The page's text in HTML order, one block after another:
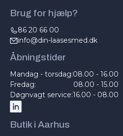
Brug for hjælp?
86 20 66 00
info@din-laasesmed.dk
Åbningstider
Mandag - torsdag:08.00 - 16.00
Fredag:
08.00 - 15.00
Døgnvagt service:16.00 - 08.00
Butik i Aarhus